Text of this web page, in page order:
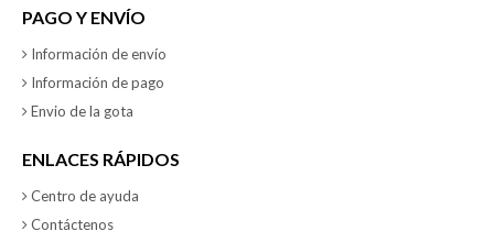
PAGO Y ENVÍO
Información de envío
Información de pago
Envio de la gota
ENLACES RÁPIDOS
Centro de ayuda
Contáctenos